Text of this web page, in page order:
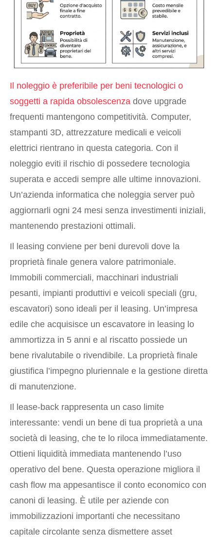
Il noleggio è preferibile per beni tecnologici o
soggetti a rapida obsolescenza dove upgrade
frequenti mantengono competitività. Computer,
stampanti 3D, attrezzature medicali e veicoli
elettrici rientrano in questa categoria. Con il
noleggio eviti il rischio di possedere tecnologia
superata e accedi sempre alle ultime innovazioni.
Un’azienda informatica che noleggia server può
aggiornarli ogni 24 mesi senza investimenti iniziali,
mantenendo prestazioni ottimali.
Il leasing conviene per beni durevoli dove la
proprietà finale genera valore patrimoniale.
Immobili commerciali, macchinari industriali
pesanti, impianti produttivi e veicoli speciali (gru,
escavatori) sono ideali per il leasing. Un’impresa
edile che acquisisce un escavatore in leasing lo
ammortizza in 5 anni e al riscatto possiede un
bene rivalutabile o rivendibile. La proprietà finale
giustifica l’impegno pluriennale e la gestione diretta
di manutenzione.
Il lease-back rappresenta un caso limite
interessante: vendi un bene di tua proprietà a una
società di leasing, che te lo riloca immediatamente.
Ottieni liquidità immediata mantenendo l’uso
operativo del bene. Questa operazione migliora il
cash flow ma appesantisce il conto economico con
canoni di leasing. È utile per aziende con
immobilizzazioni importanti che necessitano
capitale circolante senza dismettere asset